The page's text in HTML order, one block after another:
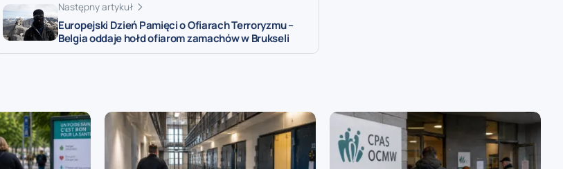
Następny artykuł
Europejski Dzień Pamięci o Ofiarach Terroryzmu –
Belgia oddaje hołd ofiarom zamachów w Brukseli